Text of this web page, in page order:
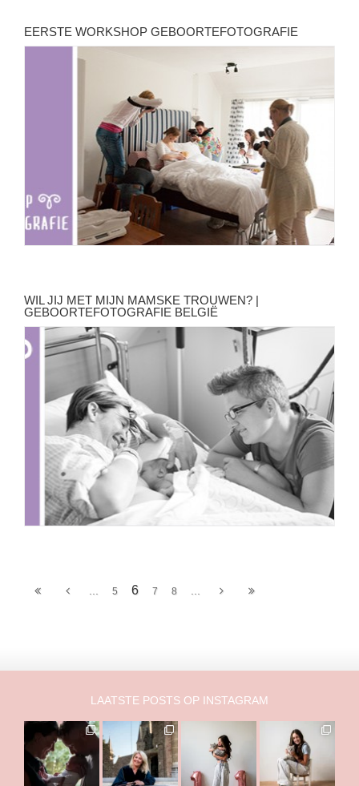
EERSTE WORKSHOP GEBOORTEFOTOGRAFIE
WIL JIJ MET MIJN MAMSKE TROUWEN? |
GEBOORTEFOTOGRAFIE BELGIË
5 6 7 8
LAATSTE POSTS OP INSTAGRAM